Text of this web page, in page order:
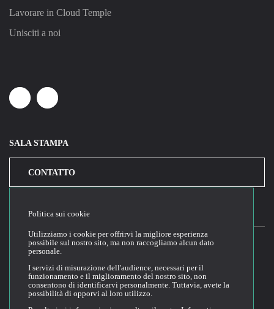
Lavorare in Cloud Temple
Unisciti a noi
LinkedinYoutube
SALA STAMPA
CONTATTO
Condizioni generali di utilizzo del sito web
Politica di riservatezza
Politica sui cookie
Utilizziamo i cookie per offrirvi la migliore esperienza
possibile sul nostro sito, ma non raccogliamo alcun dato
personale.
I servizi di misurazione dell'audience, necessari per il
funzionamento e il miglioramento del nostro sito, non
consentono di identificarvi personalmente. Tuttavia, avete la
possibilità di opporvi al loro utilizzo.